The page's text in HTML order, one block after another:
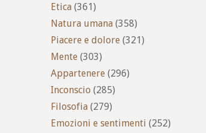
Etica (361)
Natura umana (358)
Piacere e dolore (321)
Mente (303)
Appartenere (296)
Inconscio (285)
Filosofia (279)
Emozioni e sentimenti (252)